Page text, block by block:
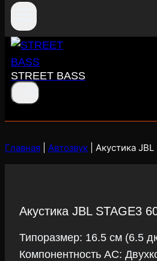
STREET BASS
Главная Автозвук Акустика JBL
Акустика JBL STAGE3
Типоразмер: 16.5 см (6.5
Компонентность АС: